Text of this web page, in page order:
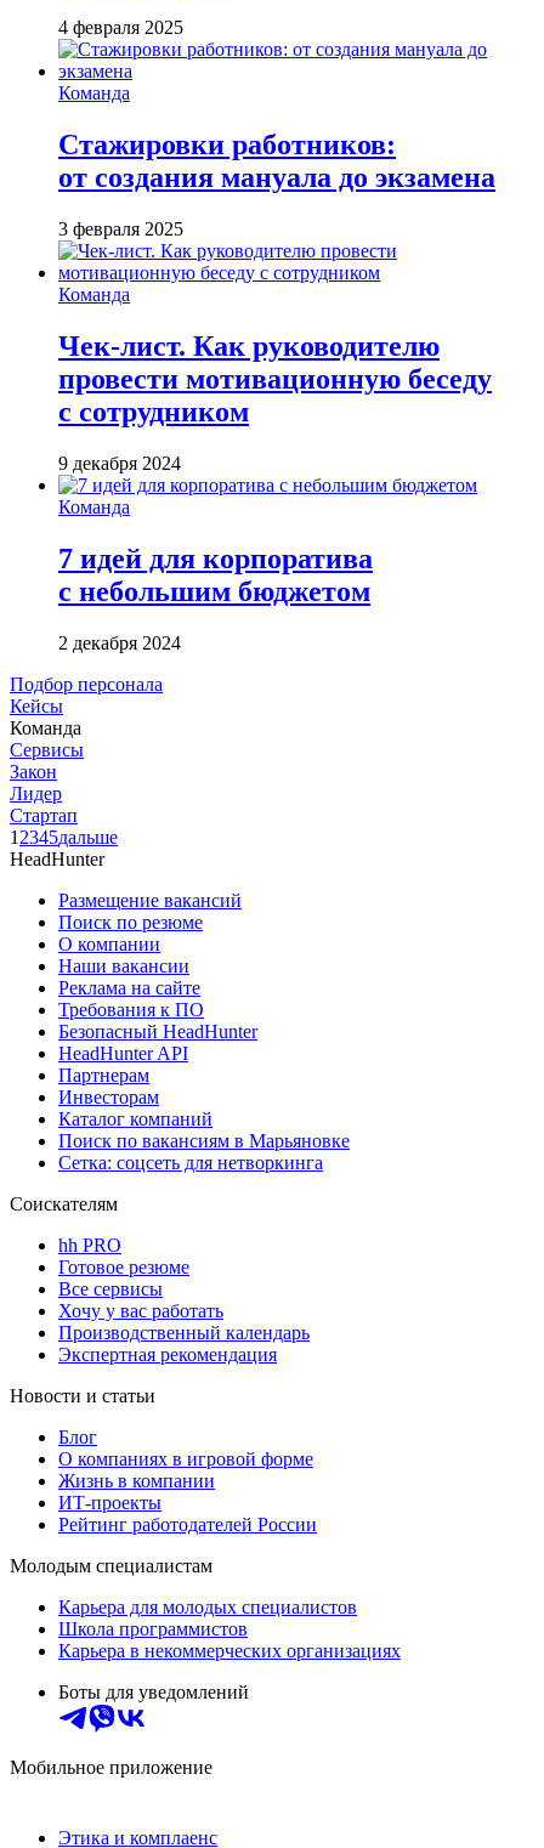
4 февраля 2025
Команда
Стажировки работников:
от создания мануала до экзамена
3 февраля 2025
Команда
Чек-лист. Как руководителю
провести мотивационную беседу
с сотрудником
9 декабря 2024
Команда
7 идей для корпоратива
с небольшим бюджетом
2 декабря 2024
Подбор персонала
Кейсы
Команда
Сервисы
Закон
Лидер
Стартап
1 2345дальше
HeadHunter
Размещение вакансий
Поиск по резюме
О компании
Наши вакансии
Реклама на сайте
Требования к ПО
Безопасный HeadHunter
HeadHunter API
Партнерам
Инвесторам
Каталог компаний
Поиск по вакансиям в Марьяновке
Сетка: соцсеть для нетворкинга
Соискателям
hh PRO
Готовое резюме
Все сервисы
Хочу у вас работать
Производственный календарь
Экспертная рекомендация
Новости и статьи
Блог
О компаниях в игровой форме
Жизнь в компании
ИТ-проекты
Рейтинг работодателей России
Молодым специалистам
Карьера для молодых специалистов
Школа программистов
Карьера в некоммерческих организациях
Боты для уведомлений
Мобильное приложение
Этика и комплаенс